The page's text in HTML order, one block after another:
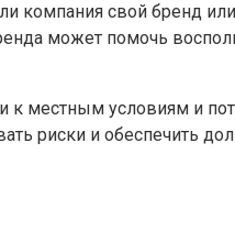
компания свой бренд
может помочь
местным условиям и
риски и обеспечить